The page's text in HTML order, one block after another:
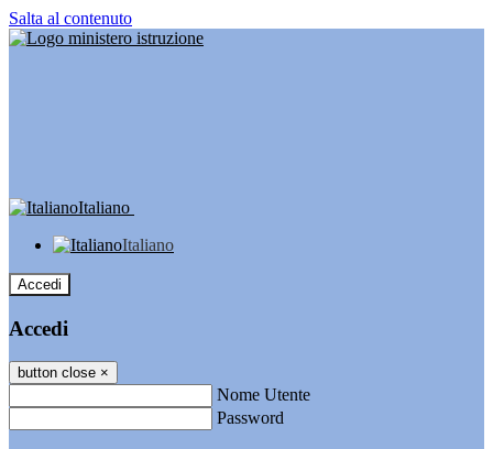
Salta al contenuto
Italiano
Italiano
Accedi
Accedi
button close ×
Nome Utente
Password